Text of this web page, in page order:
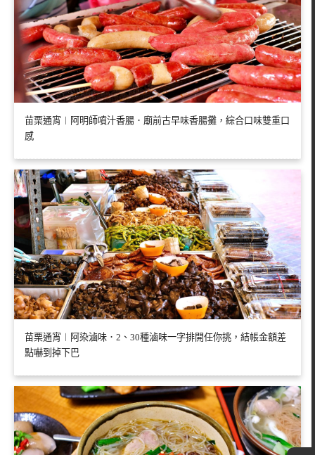
苗栗通宵︱阿明師噴汁香腸．廟前古早味香腸攤，綜合口味雙重口
感
苗栗通宵︱阿染滷味．2、30種滷味一字排開任你挑，結帳金額差
點嚇到掉下巴